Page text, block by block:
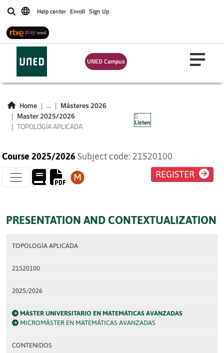
BuscarHelp center Enroll Sign Up
UNED Campus
Home ...
Másteres 2026
Master 2025/2026
TOPOLOGÍA APLICADA
Listen
TOPOLOGÍA
APLICADA
Course 2025/2026 Subject code: 21520100
REGISTER
PRESENTATION AND CONTEXTUALIZATION
TOPOLOGÍA APLICADA
21520100
2025/2026
MÁSTER UNIVERSITARIO EN MATEMÁTICAS AVANZADAS
MICROMÁSTER EN MATEMÁTICAS AVANZADAS
CONTENIDOS